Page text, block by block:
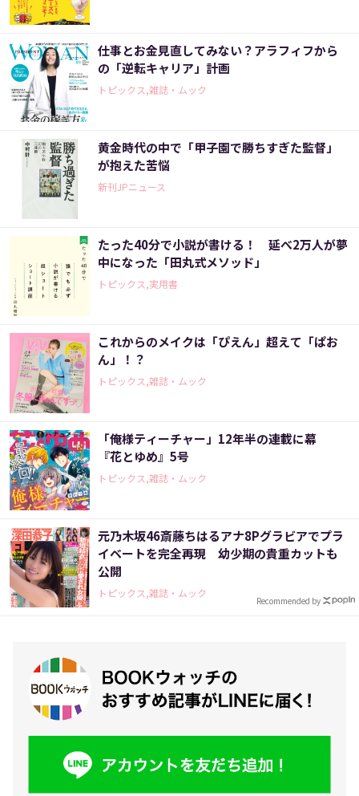
仕事とお金見直してみない？アラフィフから
の「逆転キャリア」計画
トピックス,雑誌・ムック
黄金時代の中で「甲子園で勝ちすぎた監督」
が抱えた苦悩
新刊JPニュース
たった40分で小説が書ける！ 延べ2万人が夢
中になった「田丸式メソッド」
トピックス,実用書
これからのメイクは「ぴえん」超えて「ぱお
ん」！？
トピックス,雑誌・ムック
「俺様ティーチャー」12年半の連載に幕
『花とゆめ』5号
トピックス,雑誌・ムック
元乃木坂46斎藤ちはるアナ8Pグラビアでプラ
イベートを完全再現 幼少期の貴重カットも
公開
トピックス,雑誌・ムック
Recommended by